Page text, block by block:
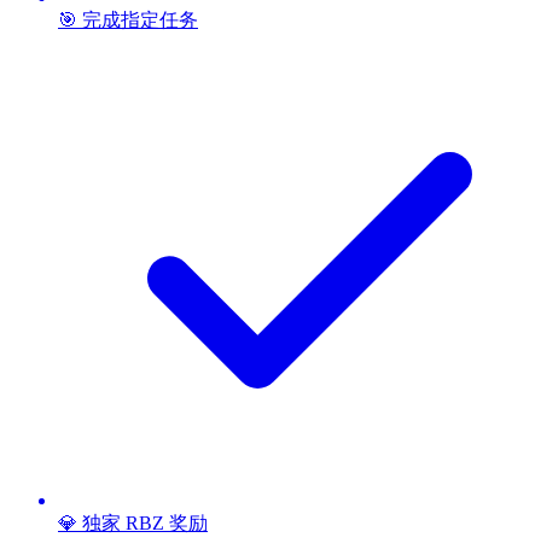
🎯 完成指定任务
💎 独家 RBZ 奖励